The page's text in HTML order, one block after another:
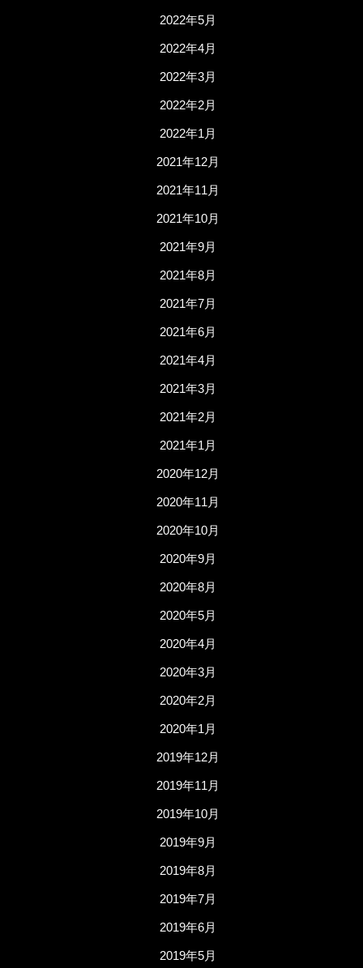
2022年5月
2022年4月
2022年3月
2022年2月
2022年1月
2021年12月
2021年11月
2021年10月
2021年9月
2021年8月
2021年7月
2021年6月
2021年4月
2021年3月
2021年2月
2021年1月
2020年12月
2020年11月
2020年10月
2020年9月
2020年8月
2020年5月
2020年4月
2020年3月
2020年2月
2020年1月
2019年12月
2019年11月
2019年10月
2019年9月
2019年8月
2019年7月
2019年6月
2019年5月